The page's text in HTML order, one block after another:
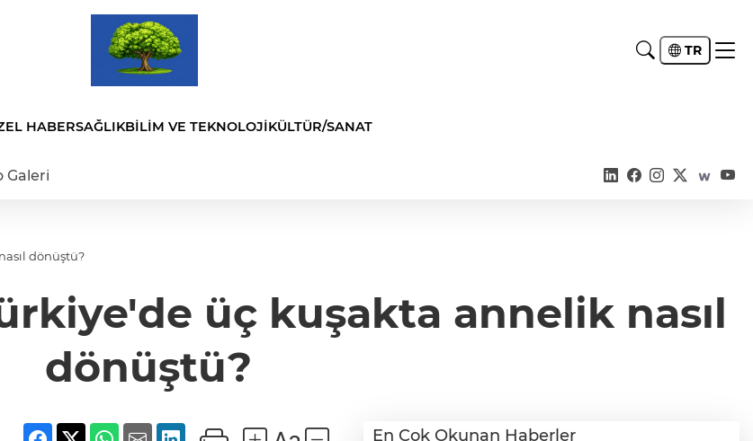
TR
HABERSAĞLIKBİLİM VE TEKNOLOJİKÜLTÜR/SANAT
Galeri
dönüştü?
üç kuşakta annelik nasıl
dönüştü?
En Çok Okunan Haberler